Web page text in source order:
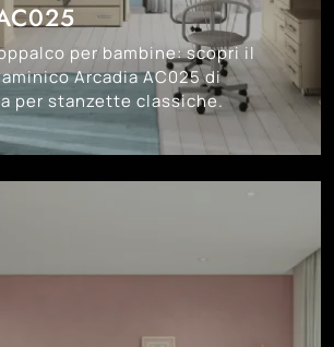
per bambine: scopri il
Arcadia AC025 di
per stanzette classiche.